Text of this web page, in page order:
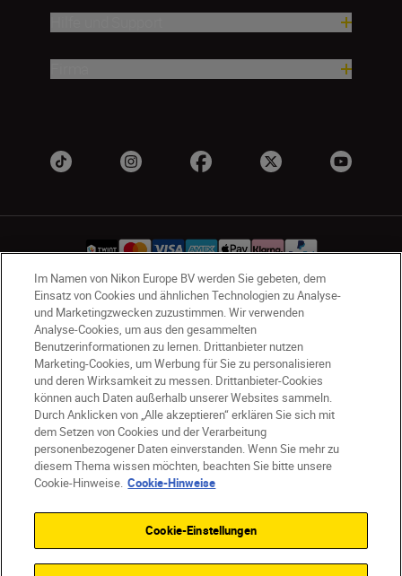
CH Nikon Sites
Kontaktieren Sie uns
Datenschutzhinweis
Nutzungsbedingungen
Geschäftsbedingungen des Nikon Stores
Cookie-Hinweise
Barrierefreiheit
Cookie-Einstellungen
© 2026 Nikon
SKIP
Im Namen von Nikon Europe BV werden Sie gebeten, dem
Einsatz von Cookies und ähnlichen Technologien zu Analyse-
und Marketingzwecken zuzustimmen. Wir verwenden
Analyse-Cookies, um aus den gesammelten
Benutzerinformationen zu lernen. Drittanbieter nutzen
Marketing-Cookies, um Werbung für Sie zu personalisieren
und deren Wirksamkeit zu messen. Drittanbieter-Cookies
können auch Daten außerhalb unserer Websites sammeln.
Durch Anklicken von „Alle akzeptieren“ erklären Sie sich mit
dem Setzen von Cookies und der Verarbeitung
personenbezogener Daten einverstanden. Wenn Sie mehr zu
diesem Thema wissen möchten, beachten Sie bitte unsere
Cookie-Hinweise. Cookie-Hinweise
Cookie-Einstellungen